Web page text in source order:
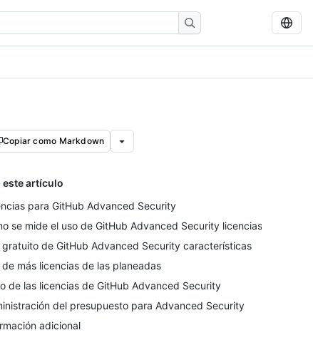
Copiar como Markdown
este artículo
para GitHub Advanced Security
se mide el uso de GitHub Advanced Security licencias
gratuito de GitHub Advanced Security características
de más licencias de las planeadas
de las licencias de GitHub Advanced Security
del presupuesto para Advanced Security
adicional